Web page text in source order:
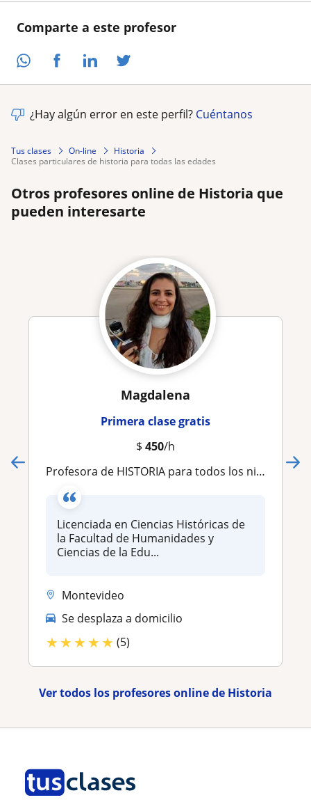
Comparte a este profesor
¿Hay algún error en este perfil? Cuéntanos
Tus clases On-line
Historia
clases particulares de historia para todas las edades
Otros profesores online de Historia que
pueden interesarte
Magdalena
Primera clase gratis
$ 450/h
Profesora de HISTORIA para todos los niveles (secundaria, terciario y universitario)
Licenciada en Ciencias Históricas de
la Facultad de Humanidades y
Ciencias de la Edu...
Montevideo
Se desplaza a domicilio
★★★★★ (5)
Ver todos los profesores online de Historia